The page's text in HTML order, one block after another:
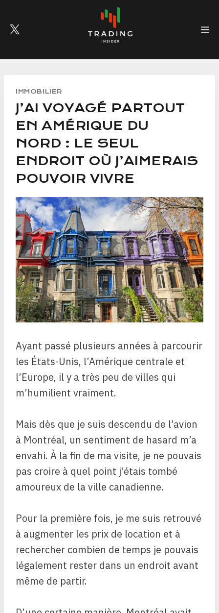
content
IMMOBILIER
J’AI VOYAGÉ PARTOUT
EN AMÉRIQUE DU
NORD : LE SEUL
ENDROIT OÙ J’AIMERAIS
POUVOIR VIVRE
Ayant passé plusieurs années à parcourir
les États-Unis, l’Amérique centrale et
l’Europe, il y a très peu de villes qui
m’humilient vraiment.
Mais dès que je suis descendu de l’avion
à Montréal, un sentiment de hasard m’a
envahi. À la fin de ma visite, je ne pouvais
pas croire à quel point j’étais tombé
amoureux de la ville canadienne.
Pour la première fois, je me suis retrouvé
à augmenter les prix de location et à
rechercher combien de temps je pouvais
légalement rester dans un endroit avant
même de partir.